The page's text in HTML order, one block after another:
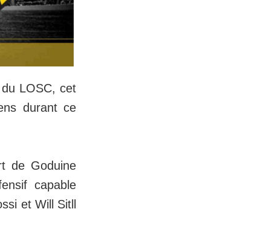
LOSC, cet
durant ce
de Goduine
capable
et Will Sitll